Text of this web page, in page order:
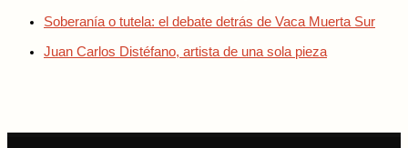
Soberanía o tutela: el debate detrás de Vaca Muerta Sur
Juan Carlos Distéfano, artista de una sola pieza